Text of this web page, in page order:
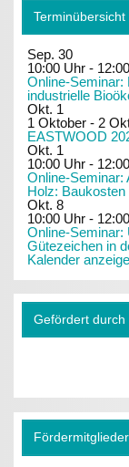
Terminübersicht
Sep.30
10:00 Uhr -
Online-Seminar:
industrielle
Okt. 1
1 Oktober - 2
EASTWOOD
Okt. 1
10:00 Uhr -
Online-Seminar:
Holz:
Okt.8
10:00 Uhr -
Online-Seminar:
Gütezeichen in
Kalender
Gefördert durch
Fördermitglieder